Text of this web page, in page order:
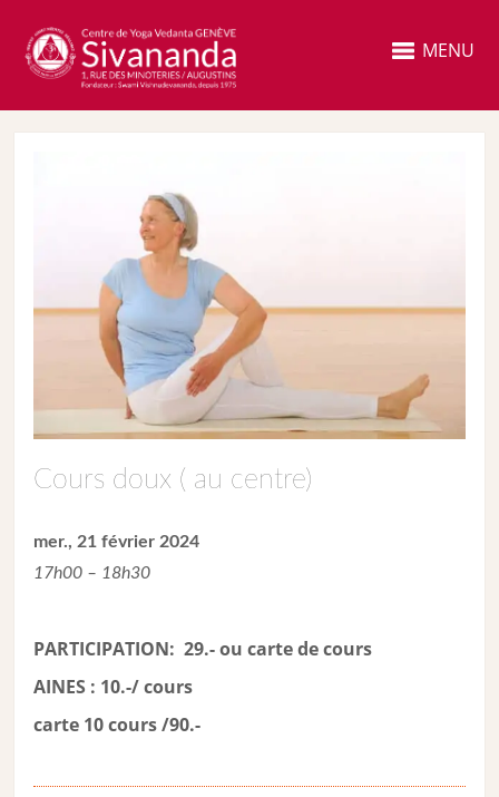
MENU
Cours doux ( au centre)
mer., 21 février 2024
17h00 – 18h30
PARTICIPATION: 29.- ou carte de cours
AINES : 10.-/ cours
carte 10 cours /90.-